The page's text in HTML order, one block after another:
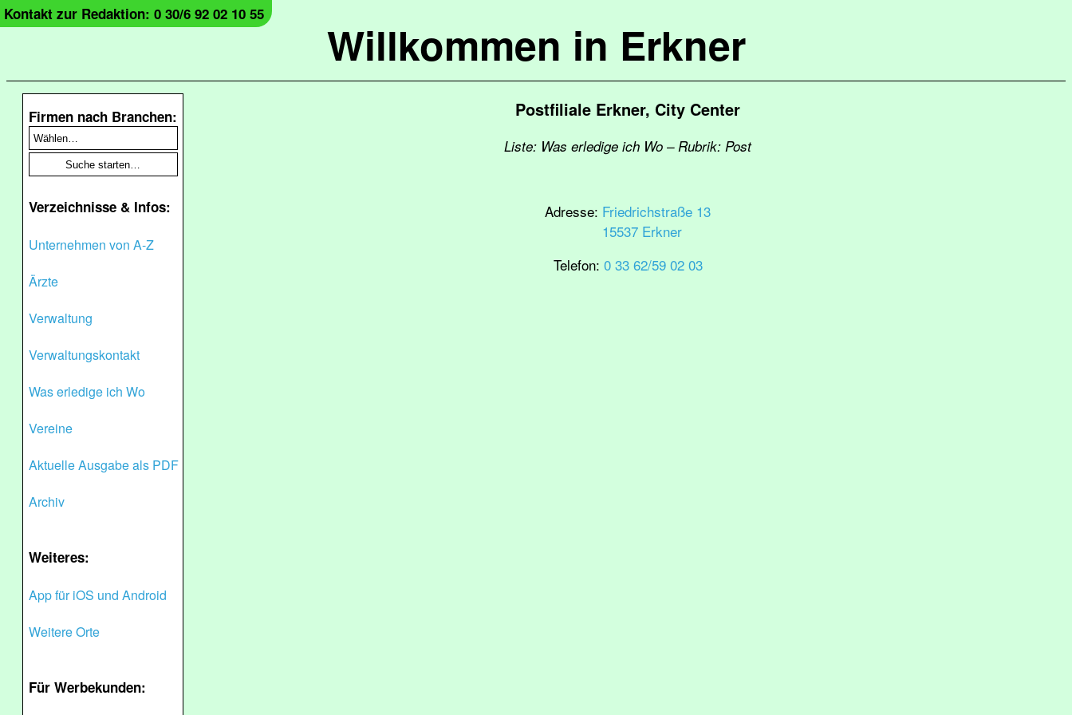
Willkommen in Erkner
Kontakt zur Redaktion: 0 30/6 92 02 10 55
Firmen nach Branchen:
Verzeichnisse & Infos:
Unternehmen von A-Z
Ärzte
Verwaltung
Verwaltungskontakt
Was erledige ich Wo
Vereine
Aktuelle Ausgabe als PDF
Archiv
Weiteres:
App für iOS und Android
Weitere Orte
Für Werbekunden:
Postfiliale Erkner, City Center
Liste: Was erledige ich Wo – Rubrik: Post
Adresse: Friedrichstraße 13
15537 Erkner
Telefon: 0 33 62/59 02 03